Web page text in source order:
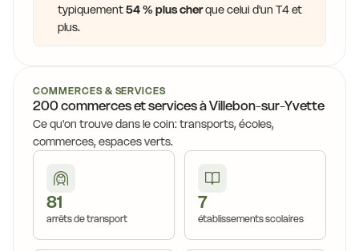
typiquement54 % plus cherque celui d'un T4 et
plus.
COMMERCES & SERVICES
200 commerces et services à Villebon-sur-Yvette
Ce qu'on trouve dans le coin: transports, écoles,
commerces, espaces verts.
81
arrêts de transport
7
établissements scolaires